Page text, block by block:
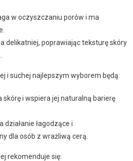
w oczyszczaniu porów i ma
delikatniej, poprawiając teksturę skóry
i suchej najlepszym wyborem będą:
skórę i wspiera jej naturalną barierę
działanie łagodzące i
dla osób z wrażliwą cerą.
rekomenduje się: